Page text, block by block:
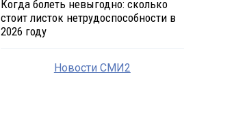
Когда болеть невыгодно: сколько
стоит листок нетрудоспособности в
2026 году
Новости СМИ2